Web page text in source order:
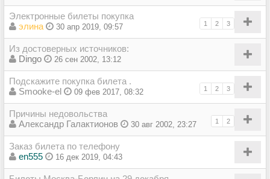
Электронные билеты покупка
1 2 3
элина 30 апр 2019, 09:57
Из достоверных источников:
Dingo
26 сен 2002, 13:12
Подскажите покупка билета .
1 2 3
Smooke-el 09 фев 2017, 08:32
Причины недовольства
1 2
Александр Галактионов 30 авг 2002, 23:27
Заказ билета по телефону
en555
16 дек 2019, 04:43